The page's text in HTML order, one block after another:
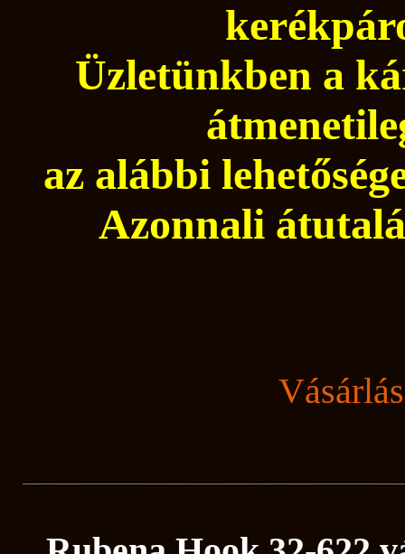
Üzletünkben a
az alábbi
Azonnali